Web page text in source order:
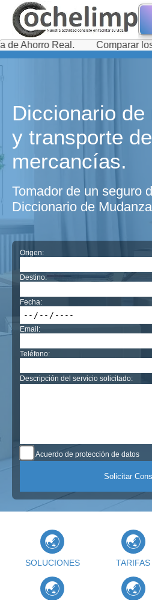
Real. Comparar los
Diccionario de
y transporte de
mercancías.
Tomador de un seguro
Diccionario de
Origen:
Destino:
Fecha:
Email:
Teléfono:
Descripción del servicio solicitado:
Acuerdo de protección de datos
SOLUCIONES TARIFAS